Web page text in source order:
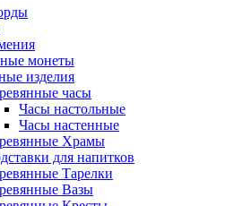
монеты
изделия
часы
Часы настольные
Часы настенные
Храмы
для напитков
Тарелки
Вазы